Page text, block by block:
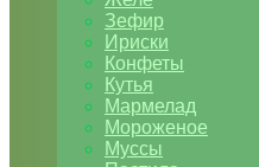
Зефир
Ириски
Конфеты
Кутья
Мармелад
Мороженое
Муссы